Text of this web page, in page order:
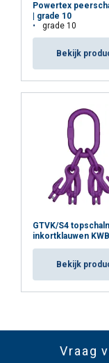
Powertex
| grade 10
grade 10
Bekijk
GTVK/S4
inkortklauwen
Bekijk
Vraag